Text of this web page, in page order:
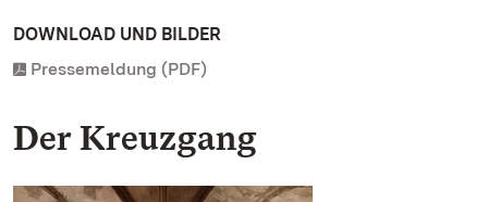
DOWNLOAD UND BILDER
Pressemeldung (PDF)
Der Kreuzgang